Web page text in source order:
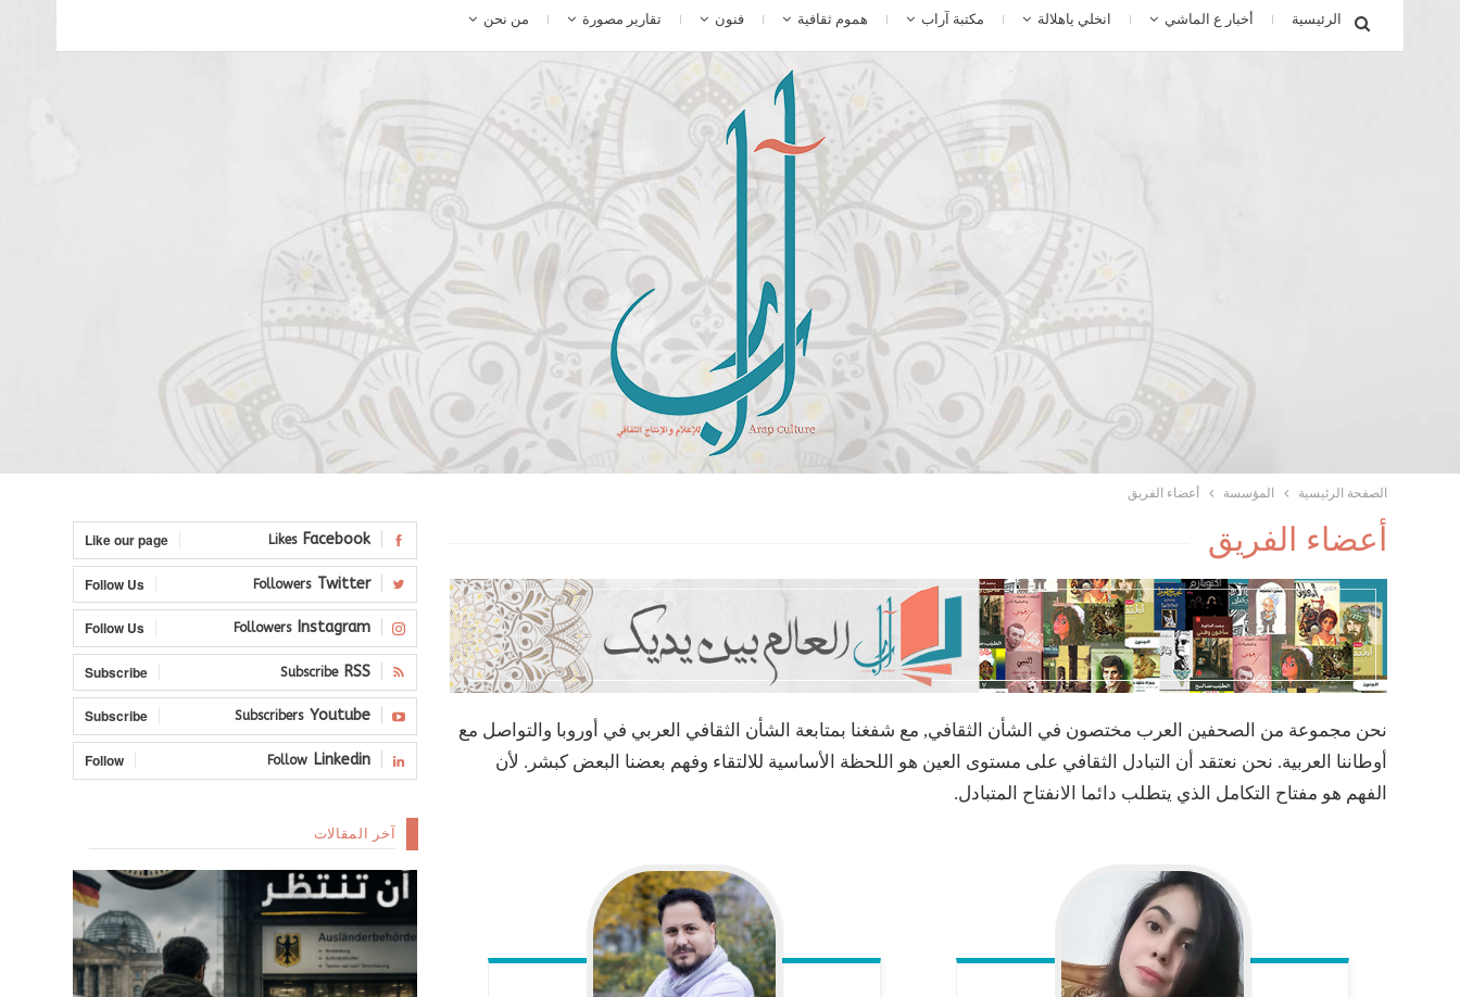
الرئيسية أخبار ع الماشي انخلي ياهلالة مكتبة آراب هموم ثقافية فنون تقارير مصورة من نحن
الصفحة الرئيسية المؤسسة أعضاء الفريق
أعضاء الفريق
نحن مجموعة من الصحفين العرب مختصون في الشأن الثقافي, مع شفغنا بمتابعة الشأن الثقافي العربي في أوروبا والتواصل مع
أوطاننا العربية. نحن نعتقد أن التبادل الثقافي على مستوى العين هو اللحظة الأساسية للالتقاء وفهم بعضنا البعض كبشر. لأن
الفهم هو مفتاح التكامل الذي يتطلب دائما الانفتاح المتبادل.
Facebook
Likes
Like our page
Twitter
Followers
Follow Us
Instagram
Followers
Follow Us
RSS
Subscribe
Subscribe
Youtube
Subscribers
Subscribe
Linkedin
Follow
Follow
آخر المقالات